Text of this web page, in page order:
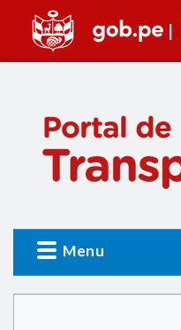
Menu